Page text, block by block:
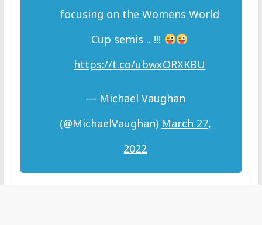
focusing on the Womens World
Cup semis .. !!!
https://t.co/ubwxORXKBU
— Michael Vaughan
(@MichaelVaughan) March 27,
2022